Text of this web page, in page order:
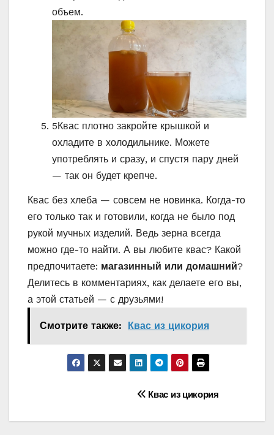
объем.
5Квас плотно закройте крышкой и
охладите в холодильнике. Можете
употреблять и сразу, и спустя пару дней
— так он будет крепче.
Квас без хлеба — совсем не новинка. Когда-то
его только так и готовили, когда не было под
рукой мучных изделий. Ведь зерна всегда
можно где-то найти. А вы любите квас? Какой
предпочитаете: магазинный или домашний?
Делитесь в комментариях, как делаете его вы,
а этой статьей — с друзьями!
Смотрите также: Квас из цикория
по
Квас из цикория